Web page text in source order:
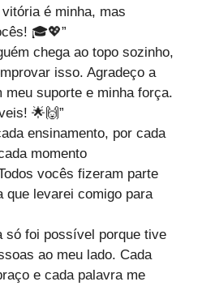
é minha, mas
🎓💖”
chega ao topo sozinho,
isso. Agradeço a
meu suporte e minha força.
🌟🙌”
ensinamento, por cada
momento
vocês fizeram parte
que levarei comigo para
só foi possível porque tive
ao meu lado. Cada
e cada palavra me